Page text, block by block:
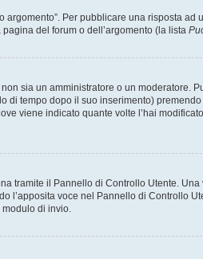
Per pubblicare una risposta
del forum o dell’argomento (la lista
sia un amministratore o un
di tempo dopo il suo inserimento)
viene indicato quante volte l’hai
tramite il Pannello di Controllo Utente.
l’apposita voce nel Pannello di Controllo
di invio.